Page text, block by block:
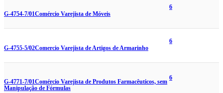
G-4754-7/01Comércio Varejista de Móveis
6
G-4755-5/02Comercio Varejista de Artigos de Armarinho
6
G-4771-7/01Comércio Varejista de Produtos Farmacêuticos, sem
Manipulação de Fórmulas
6